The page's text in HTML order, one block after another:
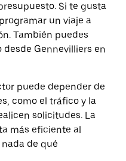
Si te gusta
un viaje a
También puedes
Gennevilliers en
puede depender de
como el tráfico y la
solicitudes. La
más eficiente al
de qué